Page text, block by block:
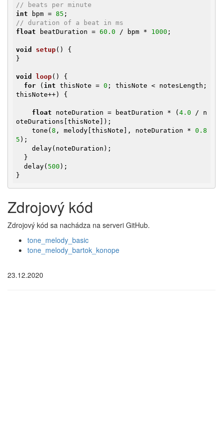
// beats per minute
int bpm = 85
// duration of a beat in ms
float beatDuration = 60.0 / bpm * 1000 ;
void setup()
{
}
void loop()
{
for ( int thisNote = 0 ; thisNote < notesLength;
thisNote++) {
float noteDuration = beatDuration * (4.0 / n
oteDurations[thisNote]);
    tone(
8 , melody[thisNote], noteDuration * 0.8
5 );
  delay(
500 );
}
Zdrojový kód
Zdrojový kód sa nachádza na serveri GitHub.
tone_melody_basic
tone_melody_bartok_konope
23.12.2020